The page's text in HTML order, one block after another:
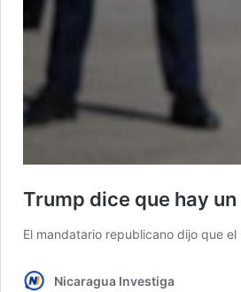
Trump dice que hay
El mandatario republicano dijo que
Nicaragua Investiga